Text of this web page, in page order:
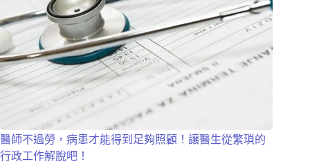
醫師不過勞，病患才能得到足夠照顧！讓醫生從繁瑣的
行政工作解脫吧！